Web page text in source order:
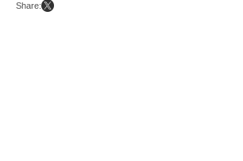
Share: